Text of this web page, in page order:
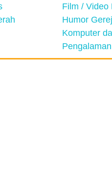
Film / Video
Humor
Komputer